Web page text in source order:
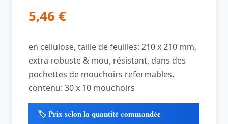
5,46 €
en cellulose, taille de feuilles: 210 x 210 mm,
extra robuste & mou, résistant, dans des
pochettes de mouchoirs refermables,
contenu: 30 x 10 mouchoirs
🏷️ Prix selon la quantité commandée